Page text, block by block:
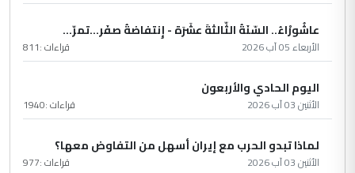
عاشُورْاءُ.. السّنَةُ الثّالثةَ عشَرَة - إِنتفاضةُ صفَر…تمرّ...
الأربعاء 05 آب 2026 قراءات :811
اليوم الحادي والأربعون
الأثنين 03 آب 2026 قراءات :1940
لماذا تبدو الحرب مع إيران أسهل من التفاوض معها؟
الأثنين 03 آب 2026 قراءات :977